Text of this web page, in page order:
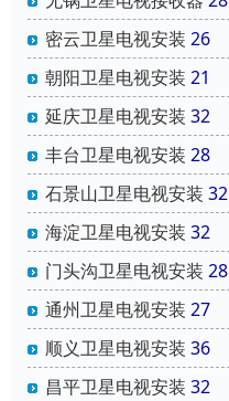
密云卫星电视安装 26
朝阳卫星电视安装 21
延庆卫星电视安装 32
丰台卫星电视安装 28
石景山卫星电视安装 32
海淀卫星电视安装 32
门头沟卫星电视安装 28
通州卫星电视安装 27
顺义卫星电视安装 36
昌平卫星电视安装 32